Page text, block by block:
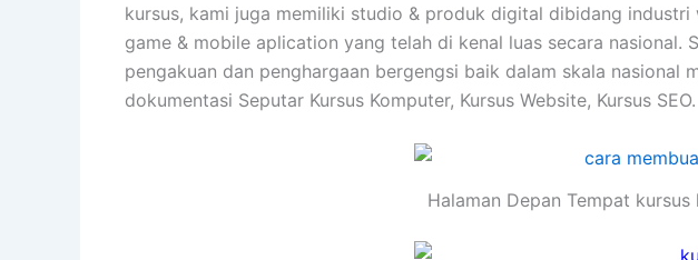
kursus, kami juga memiliki studio & produk digital dibidang
game & mobile aplication yang telah di kenal luas secara nasional.
pengakuan dan penghargaan bergengsi baik dalam skala
dokumentasi Seputar Kursus Komputer, Kursus Website, Kursus SEO.
Halaman Depan Tempat